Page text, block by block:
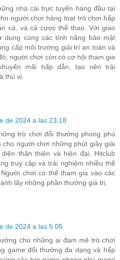
nhà cái trực tuyến hàng đầu tại
người chơi hàng loạt trò chơi hấp
cá, và cá cược thể thao. Với giao
dụng cùng các tính năng bảo mật
cấp môi trường giải trí an toàn và
người chơi còn có cơ hội tham gia
mãi hấp dẫn, tạo nên trải
thú vị.
de 2024 a las 23:18
trò chơi đổi thưởng phong phú
cho người chơi những phút giây giải
thân thiện và hiện đại, Hitclub
truy cập và trải nghiệm nhiều thể
chơi có thể tham gia vào các
lấy những phần thưởng giá trị.
de 2024 a las 5:05
cho những ai đam mê trò chơi
game đổi thưởng đa dạng và hấp